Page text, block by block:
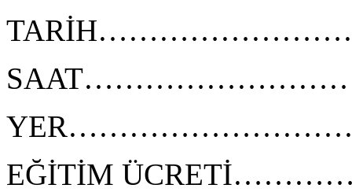
EĞİTİM